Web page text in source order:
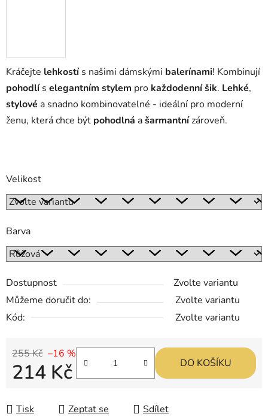
Kráčejte lehkostís našimi dámskými balerínami! Kombinují
pohodlís elegantním stylem pro každodenní šik. Lehké,
stylové a snadno kombinovatelné - ideální pro moderní
ženu, která chce být pohodlná ašarmantnízároveň.
Velikost
Barva
Dostupnost
Zvolte variantu
Můžeme doručit do:
Zvolte variantu
Kód:
Zvolte variantu
255 Kč –16 %
214 Kč DO KOŠÍKU
Tisk Zeptat se Sdílet